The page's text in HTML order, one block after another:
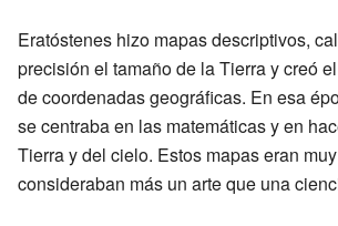
Eratóstenes hizo mapas descriptivos,
precisión el tamaño de la Tierra y creó
de coordenadas geográficas. En esa
se centraba en las matemáticas y en
Tierra y del cielo. Estos mapas eran
consideraban más un arte que una